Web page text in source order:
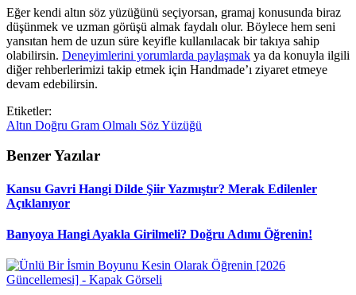
Eğer kendi altın söz yüzüğünü seçiyorsan, gramaj konusunda biraz
düşünmek ve uzman görüşü almak faydalı olur. Böylece hem seni
yansıtan hem de uzun süre keyifle kullanılacak bir takıya sahip
olabilirsin. Deneyimlerini yorumlarda paylaşmak ya da konuyla ilgili
diğer rehberlerimizi takip etmek için Handmade’ı ziyaret etmeye
devam edebilirsin.
Etiketler:
Altın Doğru Gram Olmalı SözYüzüğü
Benzer Yazılar
Kansu Gavri Hangi Dilde Şiir Yazmıştır? Merak Edilenler
Açıklanıyor
Banyoya Hangi Ayakla Girilmeli? Doğru Adımı Öğrenin!